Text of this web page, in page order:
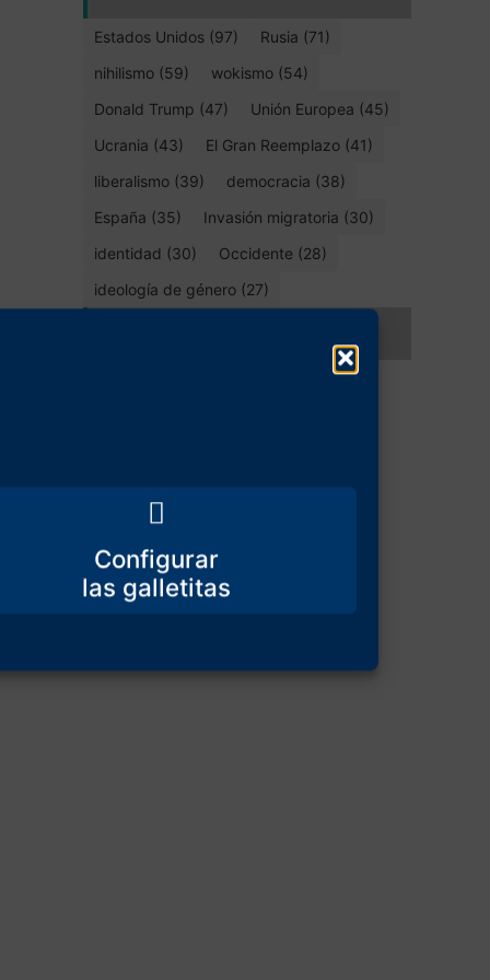
Configurar
Estados Unidos (97)
Rusia (71)
nihilismo (59)
wokismo (54)
Donald Trump (47)
Unión Europea (45)
Ucrania (43)
El Gran Reemplazo (41)
liberalismo (39)
democracia (38)
España (35)
Invasión migratoria (30)
identidad (30)
Occidente (28)
ideología de género (27)